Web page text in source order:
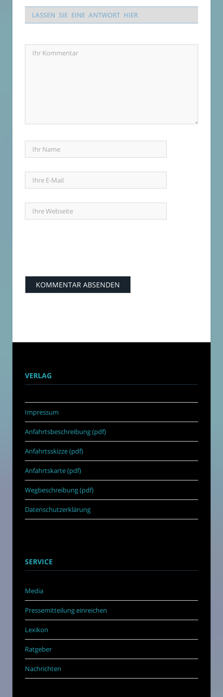
LASSEN SIE EINE ANTWORT HIER
VERLAG
Impressum
Anfahrtsbeschreibung (pdf)
Anfahrtsskizze (pdf)
Anfahrtskarte (pdf)
Wegbeschreibung (pdf)
Datenschutzerklärung
SERVICE
Media
Pressemitteilung einreichen
Lexikon
Ratgeber
Nachrichten